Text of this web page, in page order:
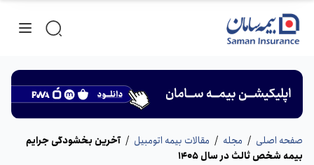
صفحه اصلی / مجله / مقالات بیمه اتومبیل / آخرین بخشودگی جرایم
بیمه شخص ثالث در سال 1405